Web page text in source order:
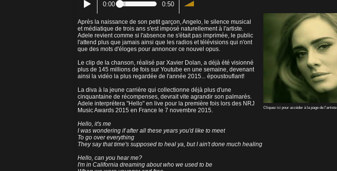
Cliquez ici pour accéder à la page de l'artiste
0:00 0:50
Après la naissance de son petit garçon, Angelo, le silence musical
et médiatique de trois ans s'est imposé naturellement à l'artiste.
Adele revient comme si l'absence ne s'était pas imprimée, le public
l'attend plus que jamais ainsi que les radios et télévisions qui n'ont
que des mots d'éloges pour annoncer ce nouvel opus.
Le clip de la chanson, réalisé par Xavier Dolan, a déjà été visionné
plus de 145 millions de fois sur Youtube en une semaine, devenant
ainsi la vidéo la plus regardée de l'année 2015... époustouflant!
La diva à la jeune carrière qui collectionne déjà plus d'une
cinquantaine de récompenses, devrait vite agrandir son palmarès.
Adele interprétera "Hello" en live pour la première fois lors des NRJ
Music Awards 2015 en France le 7 novembre 2015.
Hello, it's me
I was wondering if after all these years you'd like to meet
To go over everything
They say that time's supposed to heal ya, but I ain't done much healing
Hello, can you hear me?
I'm in California dreaming about who we used to be